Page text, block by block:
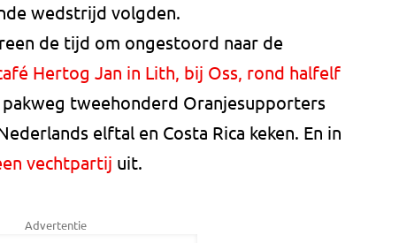
wedstrijd volgden.
de tijd om ongestoord naar de
Hertog Jan in Lith, bij Oss, rond halfelf
tweehonderd Oranjesupporters
elftal en Costa Rica keken. En in
vechtpartij uit.
Advertentie